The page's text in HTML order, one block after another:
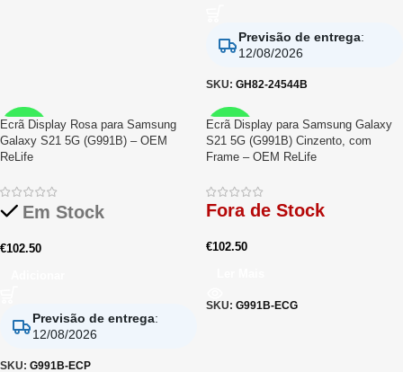
Previsão de entrega:
12/08/2026
SKU: GH82-24544B
RELIFE
Ecrã Display Rosa para Samsung
Galaxy S21 5G (G991B) – OEM
ReLife
Em Stock
€102.50
Previsão de entrega:
12/08/2026
SKU: G991B-ECP
RELIFE
Ecrã Display para Samsung Galaxy
S21 5G (G991B) Cinzento, com
Frame – OEM ReLife
Fora de Stock
€102.50
SKU: G991B-ECG